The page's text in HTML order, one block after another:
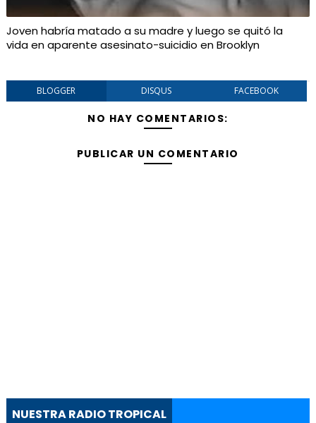
Joven habría matado a su madre y luego se quitó la
vida en aparente asesinato-suicidio en Brooklyn
BLOGGER DISQUS FACEBOOK
NO HAY COMENTARIOS:
PUBLICAR UN COMENTARIO
NUESTRA RADIO TROPICAL